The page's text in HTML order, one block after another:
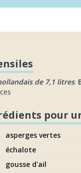
de 7,1 litres.
pour
asperges vertes
échalote
gousse d'ail